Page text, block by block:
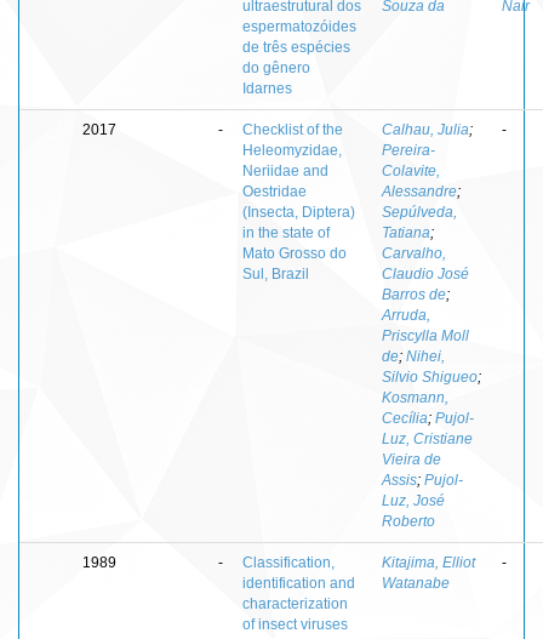
ultraestrutural dos
espermatozóides
de três espécies
do gênero
Idarnes
Souza da
Nair
2017 -
Checklist of the
Heleomyzidae,
Neriidae and
Oestridae
(Insecta, Diptera)
in the state of
Mato Grosso do
Sul, Brazil
Calhau, Julia;
Pereira-
Colavite,
Alessandre;
Sepúlveda,
Tatiana;
Carvalho,
Claudio José
Barros de;
Arruda,
Priscylla Moll
de; Nihei,
Silvio Shigueo;
Kosmann,
Cecília; Pujol-
Luz, Cristiane
Vieira de
Assis; Pujol-
Luz, José
Roberto
-
1989 -
Classification,
identification and
characterization
of insect viruses
Kitajima, Elliot
Watanabe
-